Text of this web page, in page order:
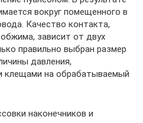
вокруг помещенного в
Качество контакта,
зависит от двух
правильно выбран размер
давления,
на обрабатываемый
наконечников и